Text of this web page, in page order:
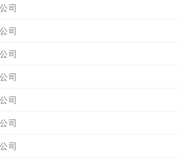
司
司
司
司
司
司
司